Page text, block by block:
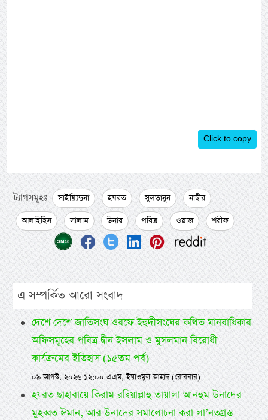
Click to copy
ট্যাগসমূহঃ সাইয়্যিদুনা হযরত সুলত্বানুন
নাছীর
আলাইহিস
সালাম উনার পবিত্র ওয়াজ শরীফ
এ সম্পর্কিত আরো সংবাদ
দেশে দেশে জাতিসংঘ ওরফে ইহুদীসংঘের কথিত মানবাধিকার
অফিসমূহের পবিত্র দ্বীন ইসলাম ও মুসলমান বিরোধী
কার্যক্রমের ইতিহাস (১৫তম পর্ব)
০৯ আগস্ট, ২০২৬ ১২:০০ এএম, ইয়াওমুল আহাদ (রোববার)
হযরত ছাহাবায়ে কিরাম রদ্বিয়াল্লাহু তায়ালা আনহুম উনাদের
মুহব্বত ঈমান, আর উনাদের সমালোচনা করা লা’নতগ্রস্ত